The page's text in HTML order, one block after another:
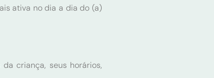
ativa no dia a dia do (a)
criança, seus horários,